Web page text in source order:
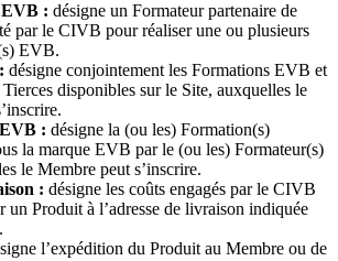
: désigne un Formateur partenaire de
par le CIVB pour réaliser une ou plusieurs
EVB.
désigne conjointement les Formations EVB et
disponibles sur le Site, auxquelles le
: désigne la (ou les) Formation(s)
la marque EVB par le (ou les) Formateur(s)
le Membre peut s’inscrire.
: désigne les coûts engagés par le CIVB
un Produit à l’adresse de livraison indiquée
l’expédition du Produit au Membre ou de